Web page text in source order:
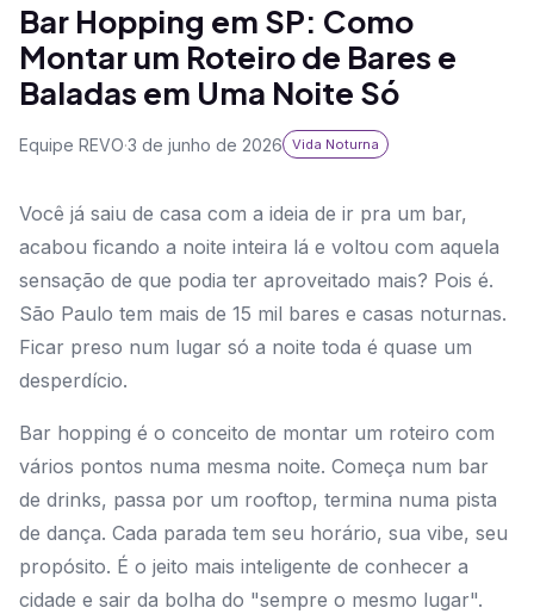
Bar Hopping em SP: Como
Montar um Roteiro de Bares e
Baladas em Uma Noite Só
Equipe REVO·3 de junho de 2026 Vida Noturna
Você já saiu de casa com a ideia de ir pra um bar,
acabou ficando a noite inteira lá e voltou com aquela
sensação de que podia ter aproveitado mais? Pois é.
São Paulo tem mais de 15 mil bares e casas noturnas.
Ficar preso num lugar só a noite toda é quase um
desperdício.
Bar hopping é o conceito de montar um roteiro com
vários pontos numa mesma noite. Começa num bar
de drinks, passa por um rooftop, termina numa pista
de dança. Cada parada tem seu horário, sua vibe, seu
propósito. É o jeito mais inteligente de conhecer a
cidade e sair da bolha do "sempre o mesmo lugar".